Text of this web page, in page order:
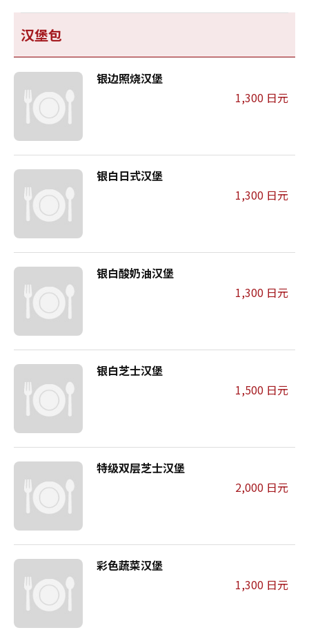
汉堡包
银边照烧汉堡
1,300 日元
银白日式汉堡
1,300 日元
银白酸奶油汉堡
1,300 日元
银白芝士汉堡
1,500 日元
特级双层芝士汉堡
2,000 日元
彩色蔬菜汉堡
1,300 日元